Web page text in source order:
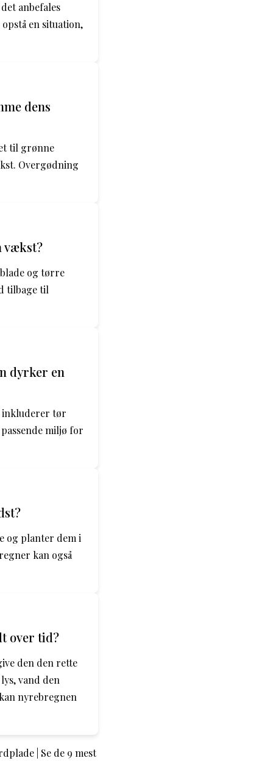
anbefales
en situation,
dens
til grønne
Overgødning
vækst?
og tørre
tilbage til
dyrker en
inkluderer tør
miljø for
og planter dem i
kan også
over tid?
den den rette
vand den
nyrebregnen
| Se de 9 mest